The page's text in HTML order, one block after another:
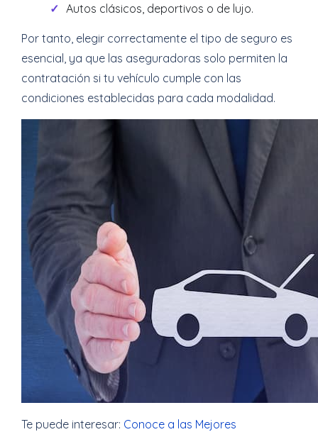
Autos clásicos, deportivos o de lujo.
Por tanto, elegir correctamente el tipo de seguro es
esencial, ya que las aseguradoras solo permiten la
contratación si tu vehículo cumple con las
condiciones establecidas para cada modalidad.
Te puede interesar: Conoce a las Mejores